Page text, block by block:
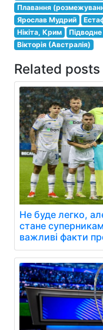
Плавання
Ярослав Мудрий
Нікіта, Крим
Вікторія (Австралія)
Related posts
Не буде легко,
стане
важливі факти